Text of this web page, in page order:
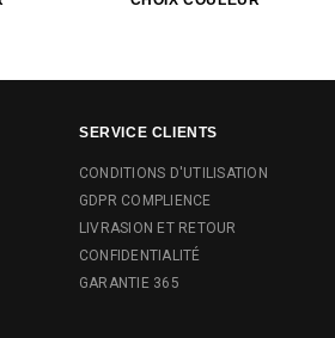
SERVICE CLIENTS
CONDITIONS D'UTILISATION
GDPR COMPLIENCE
LIVRASION ET RETOUR
CONFIDENTIALITÉ
GARANTIE 365